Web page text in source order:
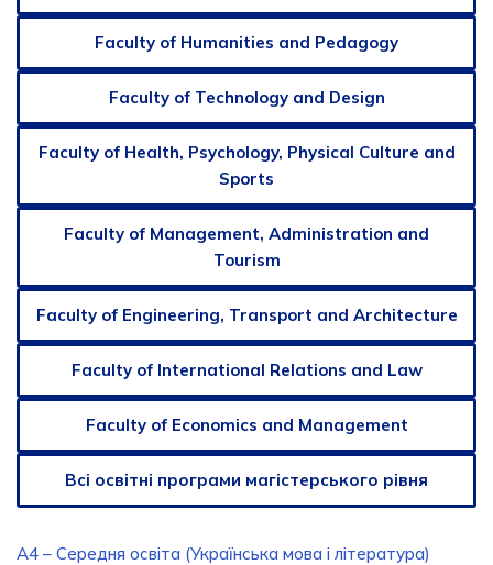
Faculty of Humanities and Pedagogy
Faculty of Technology and Design
Faculty of Health, Psychology, Physical Culture and
Sports
Faculty of Management, Administration and
Tourism
Faculty of Engineering, Transport and Architecture
Faculty of International Relations and Law
Faculty of Economics and Management
Всі освітні програми магістерського рівня
A4 – Середня освіта (Українська мова і література)